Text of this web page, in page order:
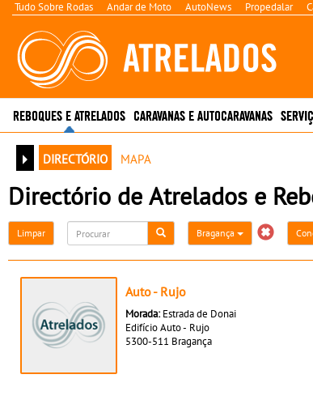
Tudo Sobre Rodas Andar de Moto AutoNews Propedalar
REBOQUES E ATRELADOS CARAVANAS E AUTOCARAVANAS
directório mapa
Directório de Atrelados e
Limpar Bragança
Auto - Rujo
Morada: Estrada de Donai
Edifício Auto - Rujo
5300-511 Bragança